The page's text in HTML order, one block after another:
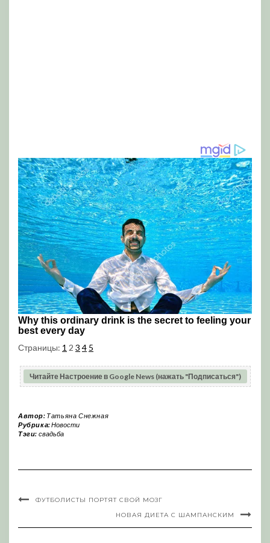
Страницы: 1 2 3 4 5
Читайте Настроение в Google News (нажать "Подписаться")
Автор: Татьяна Снежная
Рубрика:Новости
Тэги: свадьба
ФУТБОЛИСТЫ ПОРТЯТ СВОЙ МОЗГ
НОВАЯ ДИЕТА С ШАМПАНСКИМ